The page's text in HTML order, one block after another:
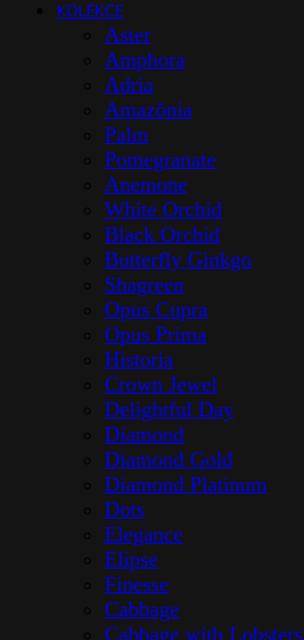
KOLEKCE
Aster
Amphora
Adria
Amazōnia
Palm
Pomegranate
Anemone
White Orchid
Black Orchid
Butterfly Ginkgo
Shagreen
Opus Cupra
Opus Prima
Historia
Crown Jewel
Delightful Day
Diamond
Diamond Gold
Diamond Platinum
Dots
Elegance
Elipse
Finesse
Cabbage
Cabbage with Lobsters